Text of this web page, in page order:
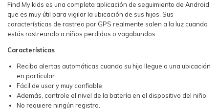
Find My kids es una completa aplicación de seguimiento de Android
que es muy útil para vigilar la ubicación de sus hijos. Sus
características de rastreo por GPS realmente salen a la luz cuando
estás rastreando a niños perdidos o vagabundos.
Características
Reciba alertas automáticas cuando su hijo llegue a una ubicación
en particular.
Fácil de usar y muy confiable.
Además, controle el nivel de la batería en el dispositivo del niño.
No requiere ningún registro.